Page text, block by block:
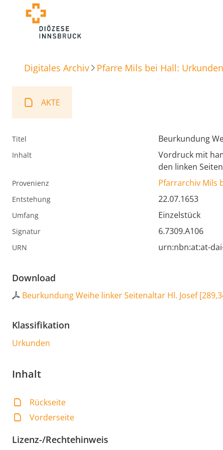
Digitales Archiv Pfarre Mils bei Hall: Urkunden
AKTE
Titel Beurkundung
Inhalt
Vordruck mit
den linken
Provenienz Pfarrarchiv Mils
Entstehung 22.07.1653
Umfang Einzelstück
Signatur 6.7309.A106
URN urn:nbn:at:at-
Download
Beurkundung Weihe linker Seitenaltar Hl. Josef[
Klassifikation
Urkunden
Inhalt
Rückseite
Vorderseite
Lizenz-/Rechtehinweis